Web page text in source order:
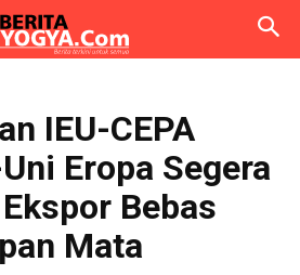
IEU-CEPA
Eropa Segera
Bebas
Mata